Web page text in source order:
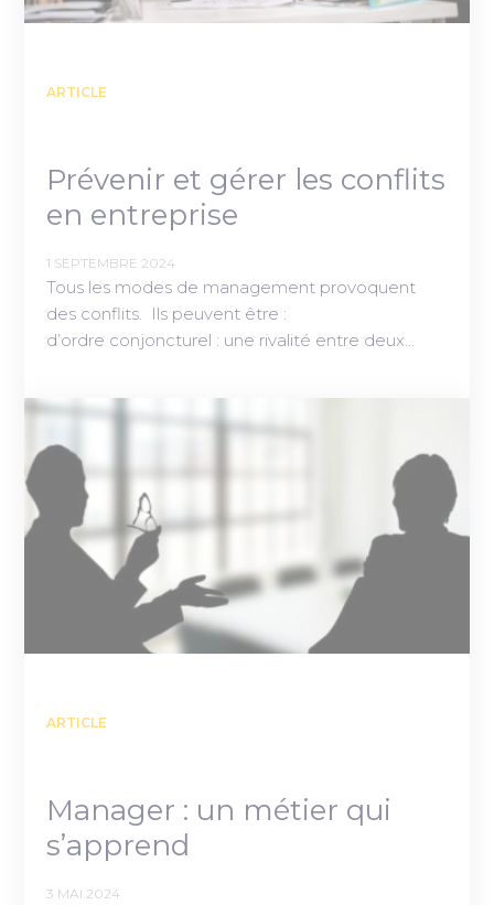
ARTICLE
Prévenir et gérer les conflits
en entreprise
1 SEPTEMBRE 2024
Tous les modes de management provoquent
des conflits. Ils peuvent être :
d’ordre conjoncturel : une rivalité entre deux…
ARTICLE
Manager : un métier qui
s’apprend
3 MAI 2024